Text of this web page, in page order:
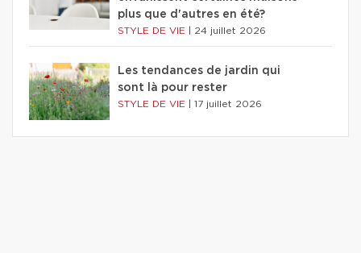
plus que d'autres en été?
STYLE DE VIE 24 juillet 2026
Les tendances de jardin qui
sont là pour rester
STYLE DE VIE 17 juillet 2026